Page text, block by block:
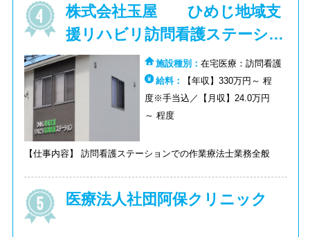
株式会社玉屋 ひめじ地域支
援リハビリ訪問看護ステーショ
ン
施設種別：在宅医療：訪問看護
給料：
【年収】330万円～ 程
度※手当込／【月収】24.0万円
～ 程度
【仕事内容】 訪問看護ステーションでの作業療法士業務全般
医療法人社団阿保クリニック